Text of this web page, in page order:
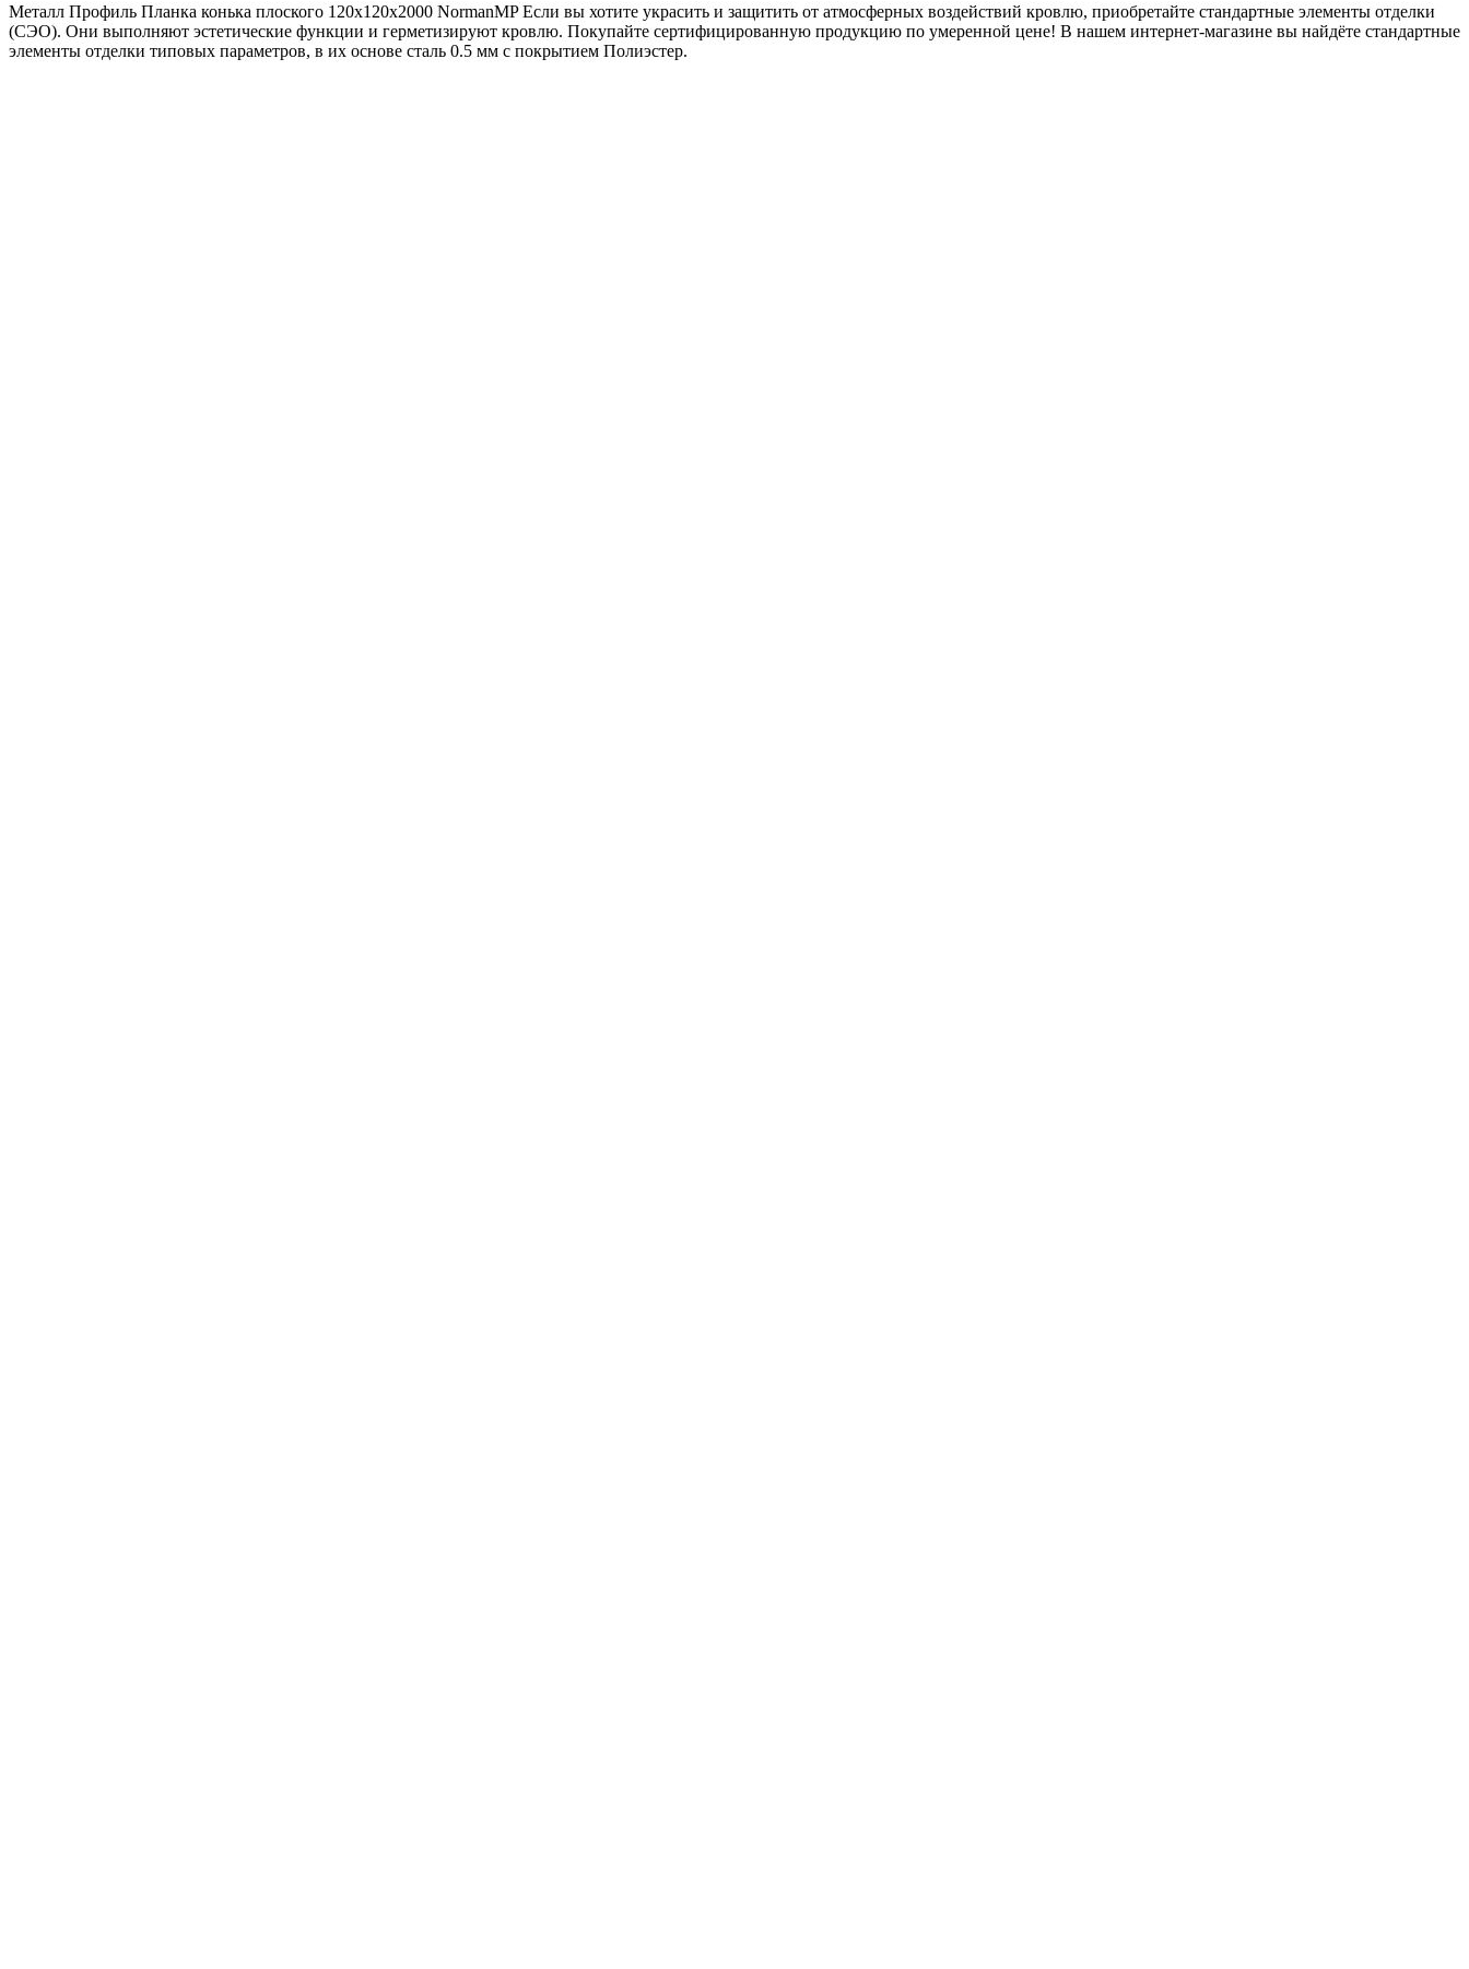
(ПЭ-01-
6018-
0.5)
Металл Профиль Планка конька плоского 120х120х2000 NormanMP Если вы хотите украсить и защитить от атмосферных воздействий кровлю, приобретайте стандартные элементы отделки
(СЭО). Они выполняют эстетические функции и герметизируют кровлю. Покупайте сертифицированную продукцию по умеренной цене! В нашем интернет-магазине вы найдёте стандартные
элементы отделки типовых параметров, в их основе сталь 0.5 мм с покрытием Полиэстер.